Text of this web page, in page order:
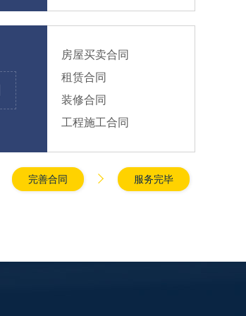
房屋买卖合同
租赁合同
装修合同
工程施工合同
完善合同  服务完毕